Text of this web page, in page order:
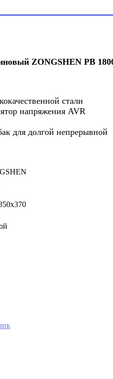
ZONGSHEN PB
стали
напряжения AVR
для долгой непрерывной